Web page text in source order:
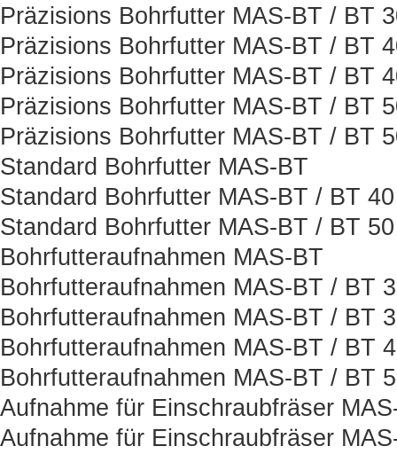
Präzisions Bohrfutter MAS-BT / BT
Präzisions Bohrfutter MAS-BT / BT
Präzisions Bohrfutter MAS-BT / BT
Präzisions Bohrfutter MAS-BT / BT
Präzisions Bohrfutter MAS-BT / BT
Standard Bohrfutter MAS-BT
Standard Bohrfutter MAS-BT / BT 40
Standard Bohrfutter MAS-BT / BT 50
Bohrfutteraufnahmen MAS-BT
Bohrfutteraufnahmen MAS-BT / BT
Bohrfutteraufnahmen MAS-BT / BT
Bohrfutteraufnahmen MAS-BT / BT
Bohrfutteraufnahmen MAS-BT / BT
Aufnahme für Einschraubfräser
Aufnahme für Einschraubfräser